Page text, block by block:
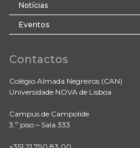
Notícias
Eventos
Contactos
Colégio Almada Negreiros (CAN)
Universidade NOVA de Lisboa
Campus de Campolide
3.º piso – Sala 333